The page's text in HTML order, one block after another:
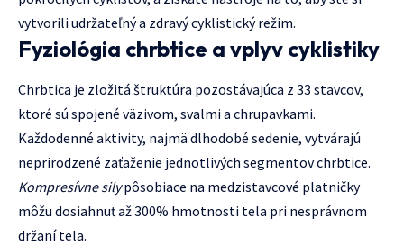
vytvorili udržateľný a zdravý cyklistický režim.
Fyziológia chrbtice a vplyv cyklistiky
Chrbtica je zložitá štruktúra pozostávajúca z 33 stavcov,
ktoré sú spojené väzivom, svalmi a chrupavkami.
Každodenné aktivity, najmä dlhodobé sedenie, vytvárajú
neprirodzené zaťaženie jednotlivých segmentov chrbtice.
Kompresívne silypôsobiace na medzistavcové platničky
môžu dosiahnuť až 300% hmotnosti tela pri nesprávnom
držaní tela.